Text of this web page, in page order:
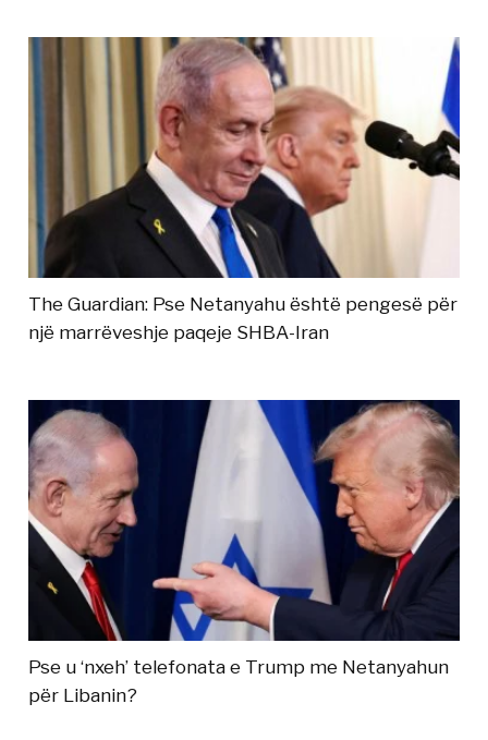
The Guardian: Pse Netanyahu është pengesë për
një marrëveshje paqeje SHBA-Iran
Pse u ‘nxeh’ telefonata e Trump me Netanyahun
për Libanin?